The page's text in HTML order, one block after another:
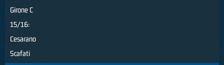
Girone C
15/16:
Cesarano
Scafati